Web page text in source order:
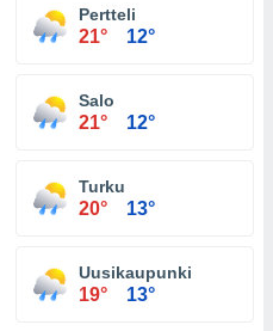
Pertteli
21° 12°
Salo
21° 12°
Turku
20° 13°
Uusikaupunki
19° 13°